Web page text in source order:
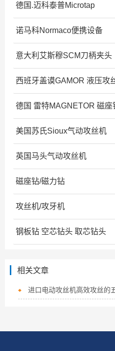
德国.迈科泰普Microtap
诺马科Normaco便携设备
意大利艾斯穆SCM刀柄夹头
西班牙盖谟GAMOR 液压攻
德国 雷特MAGNETOR 磁座
美国苏氏Sioux气动攻丝机
英国马头气动攻丝机
磁座钻/磁力钻
攻丝机/攻牙机
钢板钻 空芯钻头 取芯钻头
相关文章
进口电动攻丝机高效攻丝的